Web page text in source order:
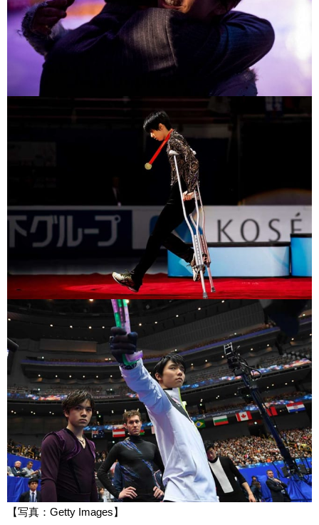
【写真：Getty Images】